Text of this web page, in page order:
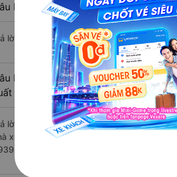
hỏi: Nhà xe đi Quận 8 - Sài Gòn
lời: Chuyến xe có giờ xuất phát trễ
hỏi: Review xe đi Quận 8 - Sài
sắc, cao cấp nhất?
lời: Những hãng xe đi Cam Ranh - Khánh
xe Phương Trang đi Quận 8 - Sài Gòn từ
đánh giá của khách hàng).